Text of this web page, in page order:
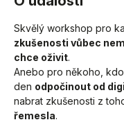
Skvělý workshop pro
zkušenosti vůbec
chce oživit.
Anebo pro někoho,
den odpočinout od
nabrat zkušenosti z
řemesla.